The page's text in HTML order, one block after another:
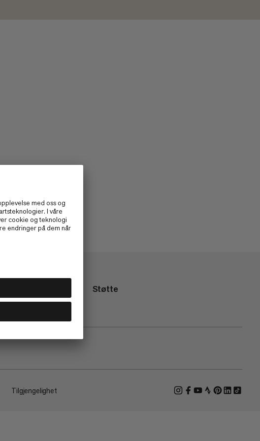
Støtte
Tilgjengelighet